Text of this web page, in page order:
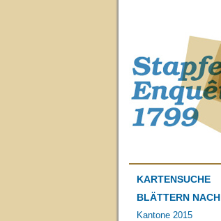
KARTENSUCHE
BLÄTTERN NACH
Kantone 2015